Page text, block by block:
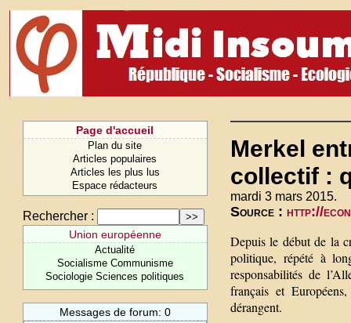
Page d'accueil
Plan du site
Articles populaires
Articles les plus lus
Espace rédacteurs
Rechercher :
Union européenne
Actualité
Socialisme Communisme
Sociologie Sciences politiques
Messages de forum: 0
Merkel
collectif :
mardi 3 mars 2015.
Source : http://
Depuis le début de la
politique, répété à
responsabilités de
français et
dérangent.